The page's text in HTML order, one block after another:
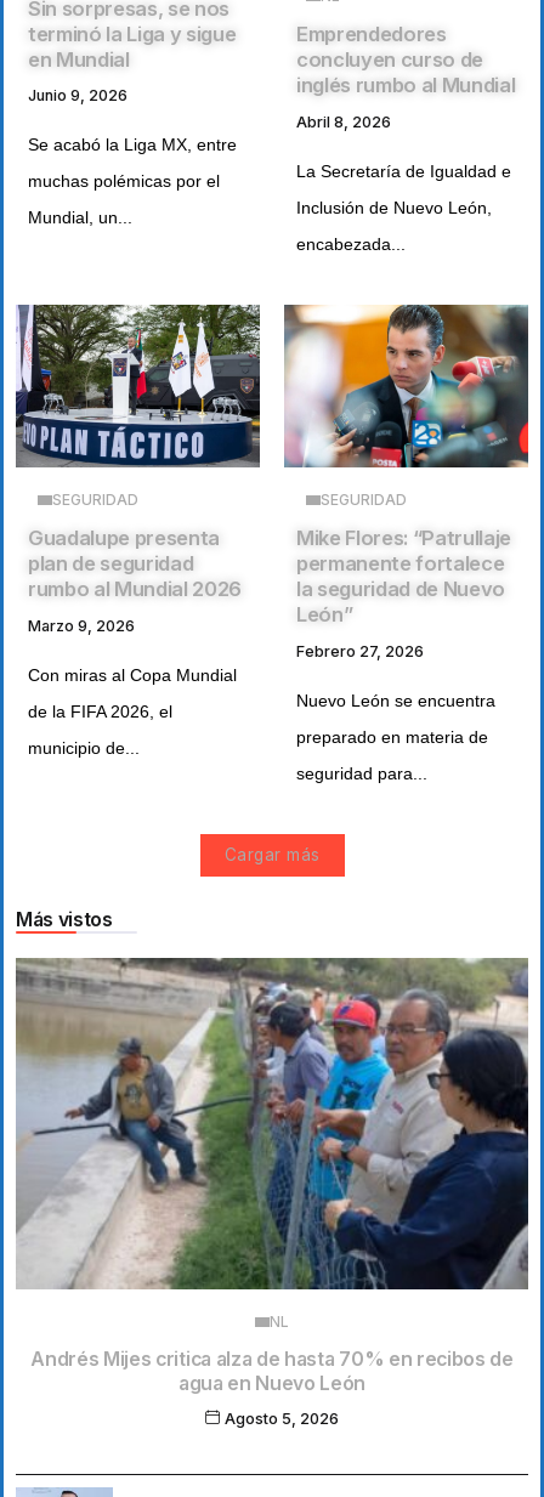
Sin sorpresas, se nos
terminó la Liga y sigue
en Mundial
Junio 9, 2026
Se acabó la Liga MX, entre
muchas polémicas por el
Mundial, un...
Emprendedores
concluyen curso de
inglés rumbo al Mundial
Abril 8, 2026
La Secretaría de Igualdad e
Inclusión de Nuevo León,
encabezada...
SEGURIDAD
Guadalupe presenta
plan de seguridad
rumbo al Mundial 2026
Marzo 9, 2026
Con miras al Copa Mundial
de la FIFA 2026, el
municipio de...
SEGURIDAD
Mike Flores: “Patrullaje
permanente fortalece
la seguridad de Nuevo
León”
Febrero 27, 2026
Nuevo León se encuentra
preparado en materia de
seguridad para...
Cargar más
Más vistos
NL
Andrés Mijes critica alza de hasta 70% en recibos de
agua en Nuevo León
Agosto 5, 2026